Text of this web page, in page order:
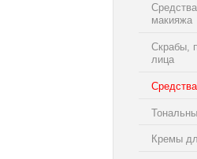
макияжа
Скрабы,
лица
Кремы